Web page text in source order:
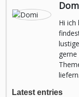
Hi ich
Latest entries